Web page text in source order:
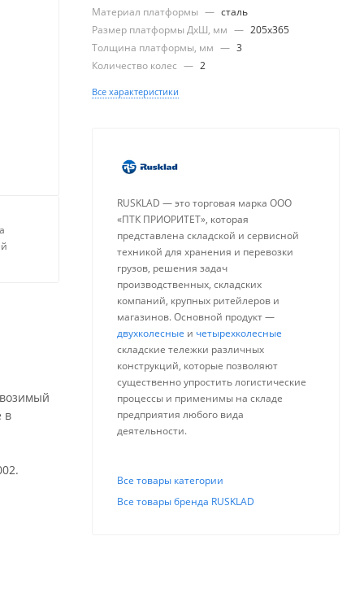
в
Материал платформы — сталь
Размер платформы ДхШ, мм — 205x365
Толщина платформы, мм — 3
Количество колес — 2
Все характеристики
RUSKLAD — это торговая марка ООО
«ПТК ПРИОРИТЕТ», которая
представлена складской и сервисной
техникой для хранения и перевозки
грузов, решения задач
производственных, складских
компаний, крупных ритейлеров и
магазинов. Основной продукт —
двухколесные и четырехколесные
складские тележки различных
конструкций, которые позволяют
существенно упростить логистические
процессы и применимы на складе
предприятия любого вида
деятельности.
Все товары категории
Все товары бренда RUSKLAD